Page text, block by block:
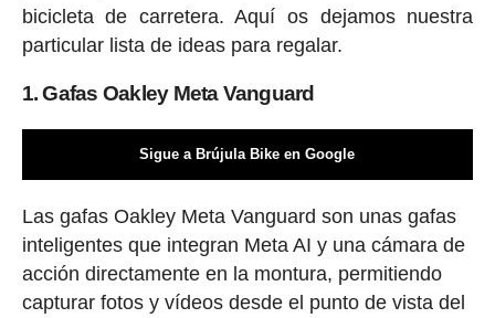
bicicleta de carretera. Aquí os dejamos nuestra
particular lista de ideas para regalar.
1. Gafas Oakley Meta Vanguard
Sigue a Brújula Bike en Google
Las gafas Oakley Meta Vanguard son unas gafas
inteligentes que integran Meta AI y una cámara de
acción directamente en la montura, permitiendo
capturar fotos y vídeos desde el punto de vista del